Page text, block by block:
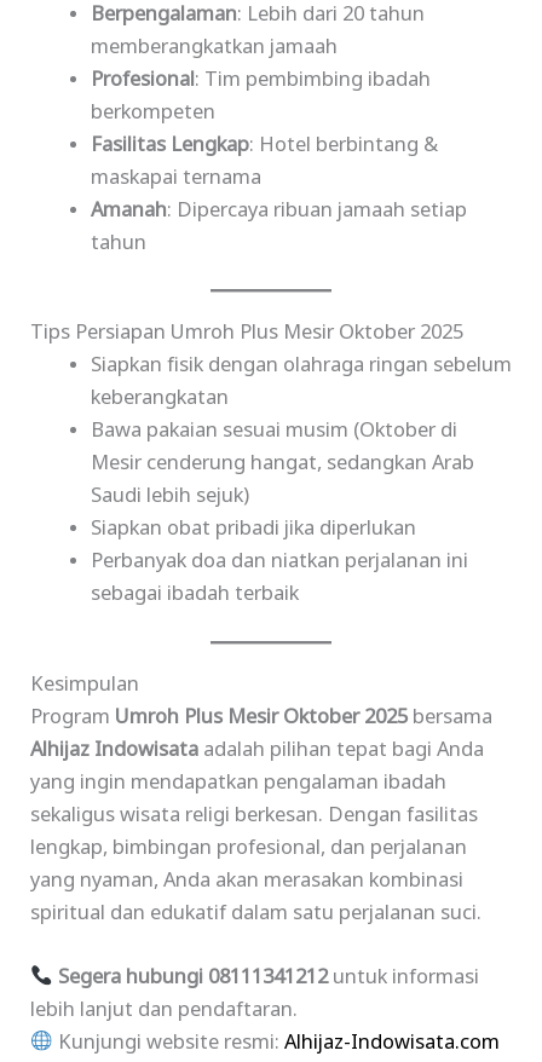
Berpengalaman: Lebih dari 20 tahun
memberangkatkan jamaah
Profesional: Tim pembimbing ibadah
berkompeten
Fasilitas Lengkap: Hotel berbintang &
maskapai ternama
Amanah: Dipercaya ribuan jamaah setiap
tahun
Tips Persiapan Umroh Plus Mesir Oktober 2025
Siapkan fisik dengan olahraga ringan sebelum
keberangkatan
Bawa pakaian sesuai musim (Oktober di
Mesir cenderung hangat, sedangkan Arab
Saudi lebih sejuk)
Siapkan obat pribadi jika diperlukan
Perbanyak doa dan niatkan perjalanan ini
sebagai ibadah terbaik
Kesimpulan
Program Umroh Plus Mesir Oktober 2025 bersama
Alhijaz Indowisata adalah pilihan tepat bagi Anda
yang ingin mendapatkan pengalaman ibadah
sekaligus wisata religi berkesan. Dengan fasilitas
lengkap, bimbingan profesional, dan perjalanan
yang nyaman, Anda akan merasakan kombinasi
spiritual dan edukatif dalam satu perjalanan suci.
Segera hubungi 08111341212untuk informasi
lebih lanjut dan pendaftaran.
Kunjungi website resmi: Alhijaz-Indowisata.com